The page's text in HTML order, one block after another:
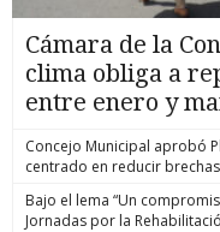
Cámara de la
clima obliga a
entre enero y
Concejo Municipal aprobó
centrado en reducir
Bajo el lema “Un
Jornadas por la